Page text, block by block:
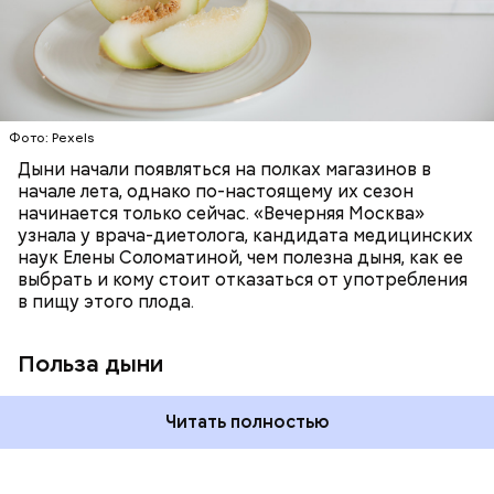
Фото: Pexels
Дыни начали появляться на полках магазинов в
начале лета, однако по-настоящему их сезон
начинается только сейчас. «Вечерняя Москва»
узнала у врача-диетолога, кандидата медицинских
наук Елены Соломатиной, чем полезна дыня, как ее
выбрать и кому стоит отказаться от употребления
в пищу этого плода.
Польза дыни
слизистые оболочки органов. А еще именно
бета-каротин обеспечивает дыне желтый
лютеин и зеаксантин — эти каротиноиды
отлично поддерживают наше зрение;
калий — оказывает мочегонное действие,
поддерживает сердечно-сосудистую
систему и предотвращает скачки давления;
магний — помогает калию и не дает сосудам
спазмироваться.
Читать полностью
ЗДОРОВЬЕ
ПРАВИЛЬНОЕ ПИТАНИЕ
ОВОЩИ
ЛЕТО ФРУКТЫ
По мнению специалиста, здоровому человеку
достаточно включать щавель в рацион несколько
виде или припущенном на сковороде.